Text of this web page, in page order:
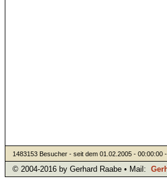
1483153 Besucher - seit dem 01.02.2005 - 00:00:00
© 2004-2016 by Gerhard Raabe • Mail: